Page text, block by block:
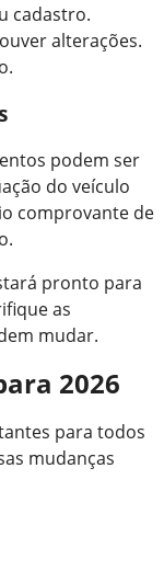
cadastro.
alterações.
podem ser
do veículo
comprovante de
pronto para
as
mudar.
2026
para todos
mudanças